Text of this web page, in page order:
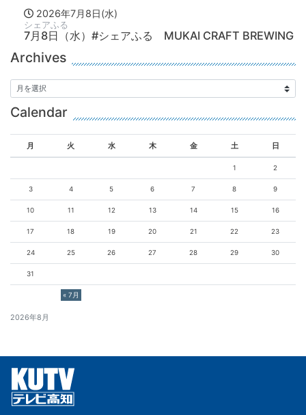
2026年7月8日(水)
シェアふる
7月8日（水）#シェアふる MUKAI CRAFT BREWING
Archives
Calendar
2026年8月
月 火 水 木 金 土 日
« 7月
1 2
3 4 5 6 7 8 9
10 11 12 13 14 15 16
17 18 19 20 21 22 23
24 25 26 27 28 29 30
31